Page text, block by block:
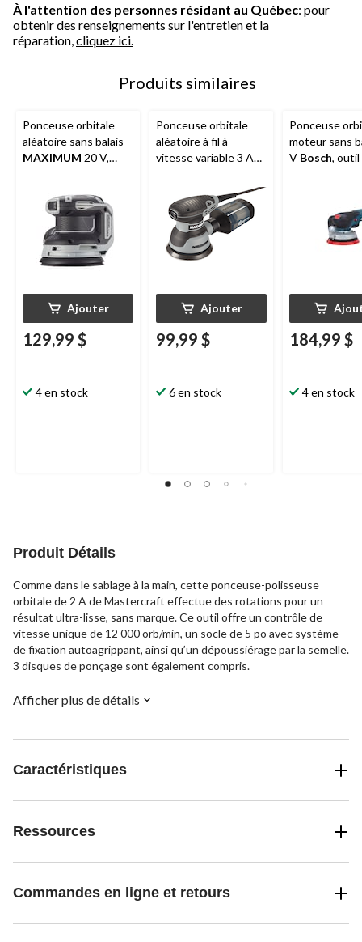
À l'attention des personnes résidant au Québec: pour
obtenir des renseignements sur l'entretien et la
réparation, cliquez ici.
Produits similaires
Ponceuse orbitale
aléatoire sans balais
MAXIMUM 20 V,
Ajouter
129,99 $
4 en stock
Ponceuse orbitale
aléatoire à fil à
vitesse variable 3 A
ramasse-poussière
Cyclonic-Tech, 5 po
Ajouter
99,99 $
6 en stock
Ponceuse
moteur sans
V Bosch, outil
184,99 $
4 en stock
Produit Détails
Comme dans le sablage à la main, cette ponceuse-polisseuse
orbitale de 2 A de Mastercraft effectue des rotations pour un
résultat ultra-lisse, sans marque. Ce outil offre un contrôle de
vitesse unique de 12 000 orb/min, un socle de 5 po avec système
de fixation autoagrippant, ainsi qu’un dépoussiérage par la semelle.
3 disques de ponçage sont également compris.
Afficher plus de détails
Caractéristiques
Ressources
Commandes en ligne et retours